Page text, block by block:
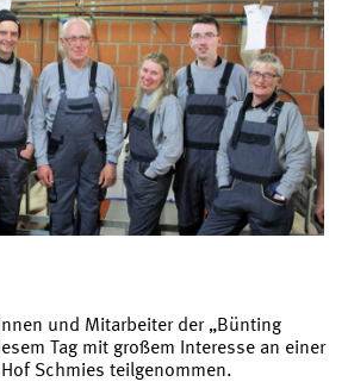
und Mitarbeiter der „Bünting
Tag mit großem Interesse an einer
Schmies teilgenommen.